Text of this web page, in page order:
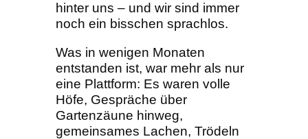
hinter uns – und wir sind immer
noch ein bisschen sprachlos.
Was in wenigen Monaten
entstanden ist, war mehr als nur
eine Plattform: Es waren volle
Höfe, Gespräche über
Gartenzäune hinweg,
gemeinsames Lachen, Trödeln